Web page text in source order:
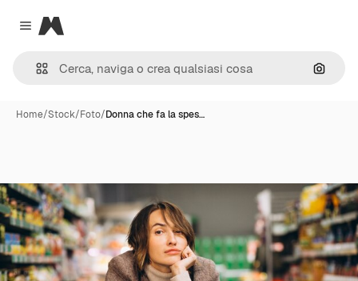
Close menu
Magnific
Cerca
Home/Stock/Foto/Donna che fa la spes…